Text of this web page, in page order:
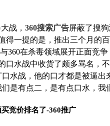
战， 360搜索广告屏蔽了搜
得一提的是，推出三个月的
360在杀毒领域展开正面竞
口水战中收货了颇多骂名，
水战，他的口才都是被逼
是有点二，是有点口水，我
竞价排名了-360推广